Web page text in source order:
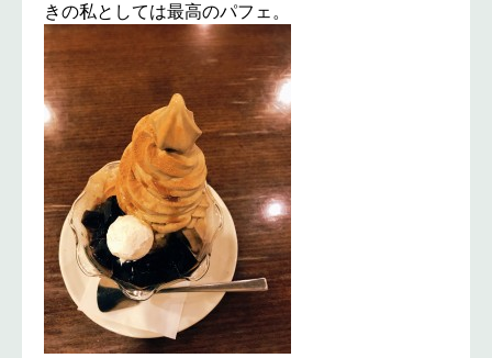
きの私としては最高のパフェ。